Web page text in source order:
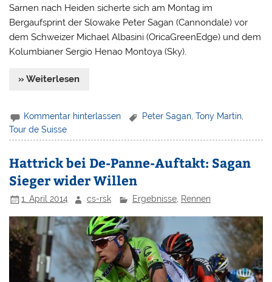
Sarnen nach Heiden sicherte sich am Montag im
Bergaufsprint der Slowake Peter Sagan (Cannondale) vor
dem Schweizer Michael Albasini (OricaGreenEdge) und dem
Kolumbianer Sergio Henao Montoya (Sky).
» Weiterlesen
Kommentar hinterlassen Peter Sagan ,Tony Martin
Tour de Suisse
Hattrick bei De-Panne-Auftakt: Sagan
Sieger wider Willen
1. April 2014 cs-rsk Ergebnisse, Rennen